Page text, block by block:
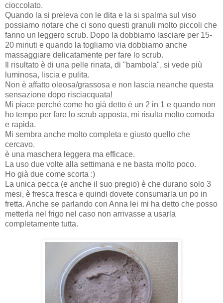
cioccolato.
Quando la si preleva con le dita e la si spalma sul viso
possiamo notare che ci sono questi granuli molto piccoli che
fanno un leggero scrub. Dopo la dobbiamo lasciare per 15-
20 minuti e quando la togliamo via dobbiamo anche
massaggiare delicatamente per fare lo scrub.
Il risultato è di una pelle rinata, di "bambola", si vede più
luminosa, liscia e pulita.
Non è affatto oleosa/grassosa e non lascia neanche questa
sensazione dopo risciacquata!
Mi piace perché come ho già detto è un 2 in 1 e quando non
ho tempo per fare lo scrub apposta, mi risulta molto comoda
e rapida.
Mi sembra anche molto completa e giusto quello che
cercavo.
è una maschera leggera ma efficace.
La uso due volte alla settimana e ne basta molto poco.
Ho già due come scorta :)
La unica pecca (e anche il suo pregio) è che durano solo 3
mesi, è fresca fresca e quindi dovete consumarla un po in
fretta. Anche se parlando con Anna lei mi ha detto che posso
metterla nel frigo nel caso non arrivasse a usarla
completamente tutta.